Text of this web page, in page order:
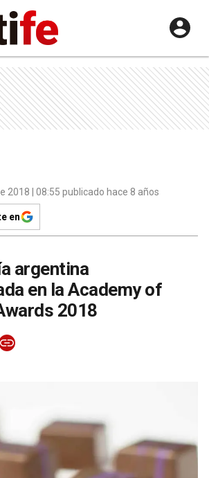
2018 | 08:55 publicado hace 8 años
en
argentina
en la Academy of
2018